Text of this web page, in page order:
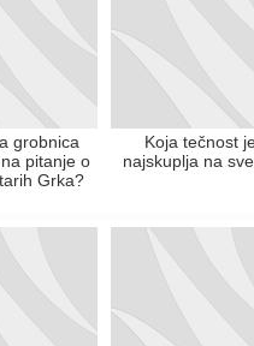
grobnica
pitanje o
Grka?
Koja tečnost
najskuplja na